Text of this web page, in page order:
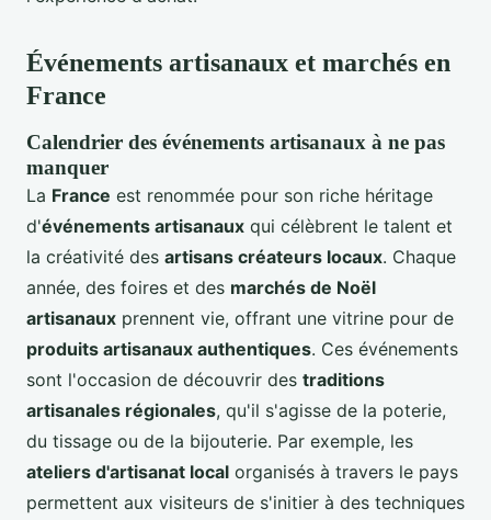
Événements artisanaux et marchés en
France
Calendrier des événements artisanaux à ne pas
manquer
La France est renommée pour son riche héritage
d'événements artisanaux qui célèbrent le talent et
la créativité des artisans créateurs locaux. Chaque
année, des foires et des marchés de Noël
artisanaux prennent vie, offrant une vitrine pour de
produits artisanaux authentiques. Ces événements
sont l'occasion de découvrir des traditions
artisanales régionales, qu'il s'agisse de la poterie,
du tissage ou de la bijouterie. Par exemple, les
ateliers d'artisanat local organisés à travers le pays
permettent aux visiteurs de s'initier à des techniques